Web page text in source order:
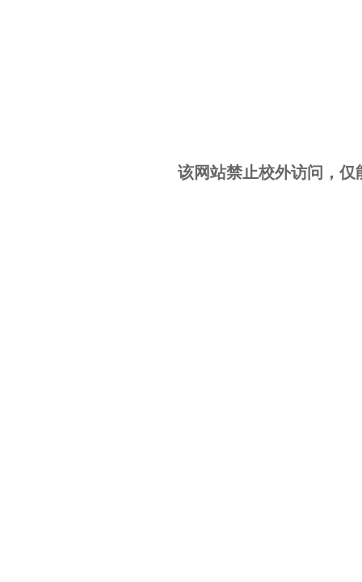
该网站禁止校外访问，仅